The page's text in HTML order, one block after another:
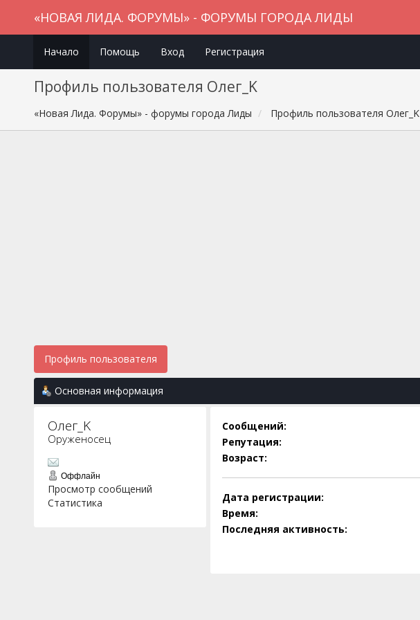
«НОВАЯ ЛИДА. ФОРУМЫ» - ФОРУМЫ ГОРОДА ЛИДЫ
Начало Помощь Вход Регистрация
Профиль пользователя Олег_K
«Новая Лида. Форумы» - форумы города Лиды Профиль пользователя Олег_K
Профиль пользователя
Основная информация
Олег_K
Оруженосец
Оффлайн
Просмотр сообщений
Статистика
Сообщений:
Репутация:
Возраст:
Дата регистрации:
Время:
Последняя активность: